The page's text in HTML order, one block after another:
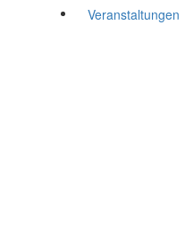
Veranstaltungen